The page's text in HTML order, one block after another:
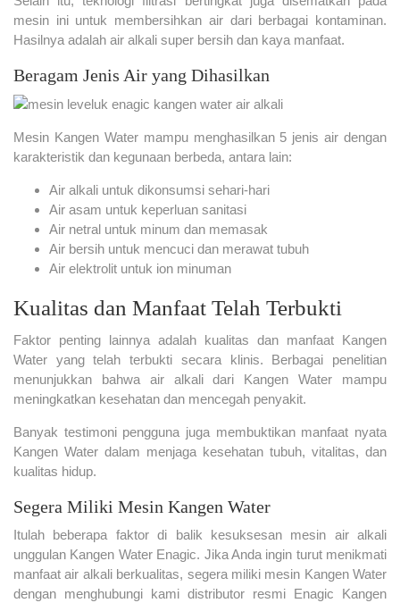
mesin ini untuk membersihkan air dari berbagai kontaminan.
Hasilnya adalah air alkali super bersih dan kaya manfaat.
Beragam Jenis Air yang Dihasilkan
Mesin Kangen Water mampu menghasilkan 5 jenis air dengan
karakteristik dan kegunaan berbeda, antara lain:
Air alkali untuk dikonsumsi sehari-hari
Air asam untuk keperluan sanitasi
Air netral untuk minum dan memasak
Air bersih untuk mencuci dan merawat tubuh
Air elektrolit untuk ion minuman
Kualitas dan Manfaat Telah Terbukti
Faktor penting lainnya adalah kualitas dan manfaat Kangen
Water yang telah terbukti secara klinis. Berbagai penelitian
menunjukkan bahwa air alkali dari Kangen Water mampu
meningkatkan kesehatan dan mencegah penyakit.
Banyak testimoni pengguna juga membuktikan manfaat nyata
Kangen Water dalam menjaga kesehatan tubuh, vitalitas, dan
kualitas hidup.
Segera Miliki Mesin Kangen Water
Itulah beberapa faktor di balik kesuksesan mesin air alkali
unggulan Kangen Water Enagic. Jika Anda ingin turut menikmati
manfaat air alkali berkualitas, segera miliki mesin Kangen Water
dengan menghubungi kami distributor resmi Enagic Kangen